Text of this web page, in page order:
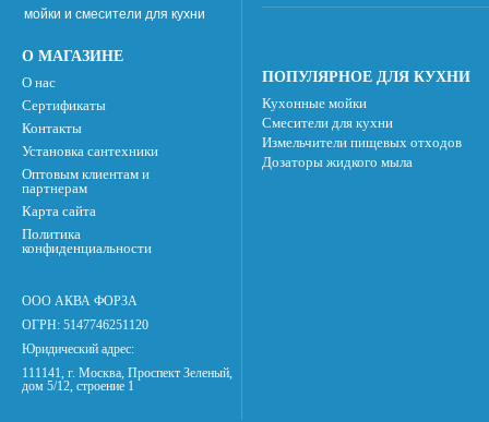
мойки и смесители для кухни
О МАГАЗИНЕ
О нас
Сертификаты
Контакты
Установка сантехники
Оптовым клиентам и
партнерам
Карта сайта
Политика
конфиденциальности
ООО АКВА ФОРЗА
ОГРН: 5147746251120
Юридический адрес:
111141, г. Москва, Проспект Зеленый,
дом 5/12, строение 1
ПОПУЛЯРНОЕ ДЛЯ КУХНИ
Кухонные мойки
Смесители для кухни
Измельчители пищевых отходов
Дозаторы жидкого мыла